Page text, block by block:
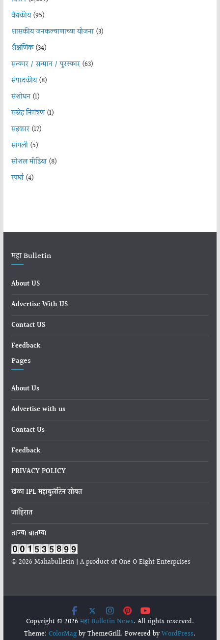
वैद्यकीय(95)
शासकीय जनकल्याणाच्या योजना(3)
शैक्षणिक(34)
सत्कार / सन्मान / पुरस्कार(63)
संपादकीय(8)
संशोधन(1)
सस्नेह निमंत्रण(1)
सहकार(17)
सांगली(5)
सोशल मीडिया(8)
स्पर्धा(4)
महा Bulletin
About US
Advertise With US
Contact US
Feedback
Pages
About Us
Advertise with us
Contact Us
Feedback
PRIVACY POLICY
खेळा IPL महाबुलेटिन सोबत
जाहिरात
ताज्या बातम्या
© 2026 Mahabulletin | A product of One O Eight Enterprises
Copyright © 2026महा Bulletin News. All rights reserved.
Theme:ColorMagby ThemeGrill. Powered byWordPress.